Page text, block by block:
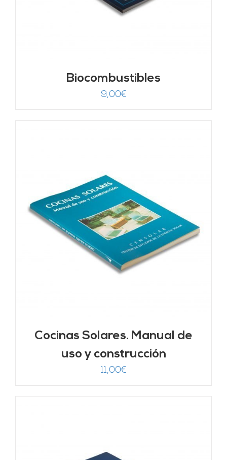
Biocombustibles
9,00€
Cocinas Solares. Manual de
uso y construcción
11,00€